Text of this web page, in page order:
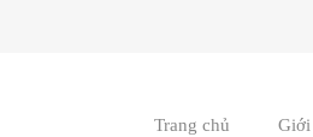
Trang chủ Giới